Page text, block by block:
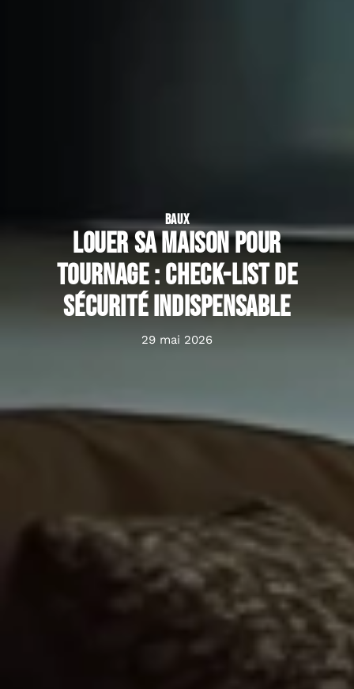
BAUX
Louer sa maison pour
tournage : check-list de
sécurité indispensable
29 mai 2026